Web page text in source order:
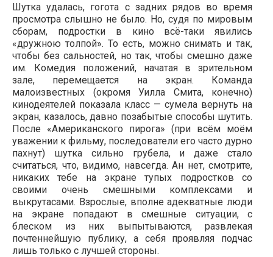
Шутка удалась, гогота с задних рядов во время
просмотра слышно не было. Но, судя по мировым
сборам, подростки в кино всё-таки явились
«дружною толпой». То есть, можно снимать и так,
чтобы без сальностей, но так, чтобы смешно даже
им. Комедия положений, начатая в зрительном
зале, перемещается на экран. Команда
малоизвестных (окромя Уилла Смита, конечно)
кинодеятелей показала класс — сумела вернуть на
экран, казалось, давно позабытые способы шутить.
После «Американского пирога» (при всём моём
уважении к фильму, последователи его часто дурно
пахнут) шутка сильно грубела, и даже стало
считаться, что, видимо, навсегда. Ан нет, смотрите,
никаких тебе на экране тупых подростков со
своими очень смешными комплексами и
выкрутасами. Взрослые, вполне адекватные люди
на экране попадают в смешные ситуации, с
блеском из них выпытываются, развлекая
почтеннейшую публику, а себя проявляя подчас
лишь только с лучшей стороны.